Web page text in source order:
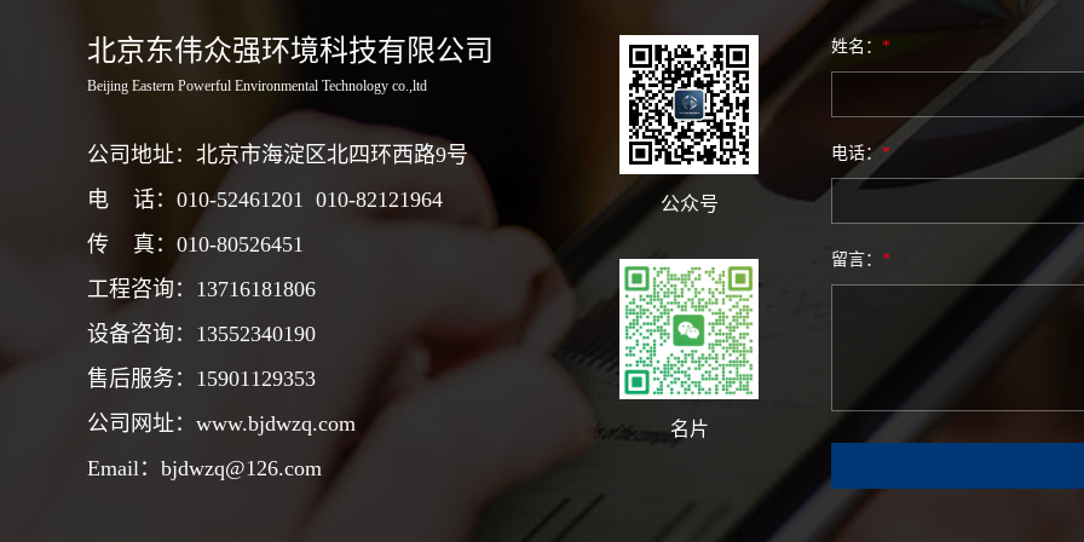
北京东伟众强环境科技有限公司
Beijing Eastern Powerful Environmental Technology co.,ltd
公司地址：北京市海淀区北四环西路9号
电 话：010-52461201 010-82121964
传 真：010-80526451
工程咨询：13716181806
设备咨询：13552340190
售后服务： 15901129353
公司网址： www.bjdwzq.com
Email：bjdwzq@126.com
公众号
名片
姓名： *
电话： *
留言： *